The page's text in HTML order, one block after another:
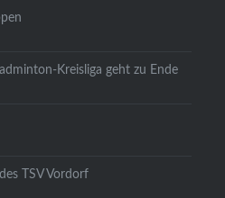
Kreisliga geht zu Ende
des TSV Vordorf